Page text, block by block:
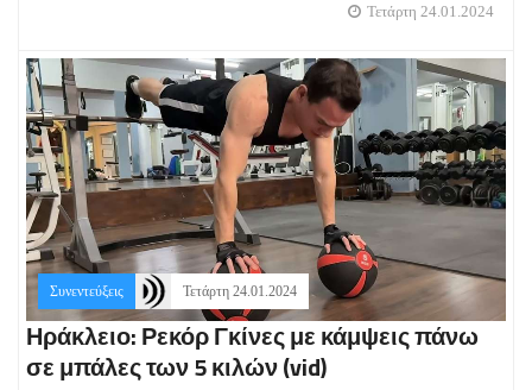
Τετάρτη 24.01.2024
Συνεντεύξεις Τετάρτη 24.01.2024
Ηράκλειο: Ρεκόρ Γκίνες με κάμψεις πάνω
σε μπάλες των 5 κιλών (vid)